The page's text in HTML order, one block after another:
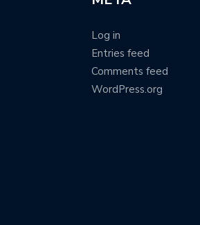
Log in
Entries feed
Comments feed
WordPress.org